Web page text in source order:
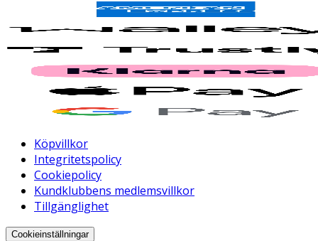
Köpvillkor
Integritetspolicy
Cookiepolicy
Kundklubbens medlemsvillkor
Tillgänglighet
Cookieinställningar